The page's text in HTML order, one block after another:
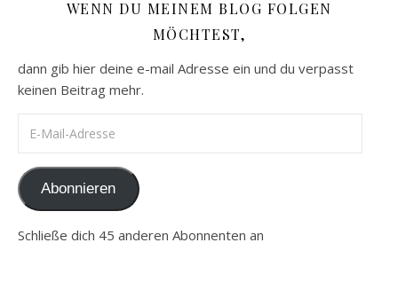
WENN DU MEINEM BLOG FOLGEN
MÖCHTEST,
dann gib hier deine e-mail Adresse ein und du verpasst
keinen Beitrag mehr.
Abonnieren
Schließe dich 45 anderen Abonnenten an